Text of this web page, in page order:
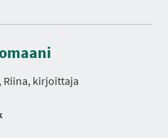
Riina, kirjoittaja